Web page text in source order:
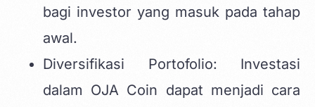
bagi investor yang masuk pada tahap
awal.
Diversifikasi Portofolio: Investasi
dalam OJA Coin dapat menjadi cara